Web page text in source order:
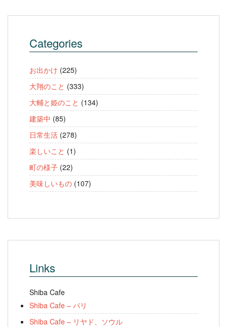
Categories
お出かけ (225)
大翔のこと (333)
大輔と姫のこと (134)
建築中 (85)
日常生活 (278)
楽しいこと (1)
町の様子 (22)
美味しいもの (107)
Links
Shiba Cafe
Shiba Cafe – パリ
Shiba Cafe – リヤド、ソウル